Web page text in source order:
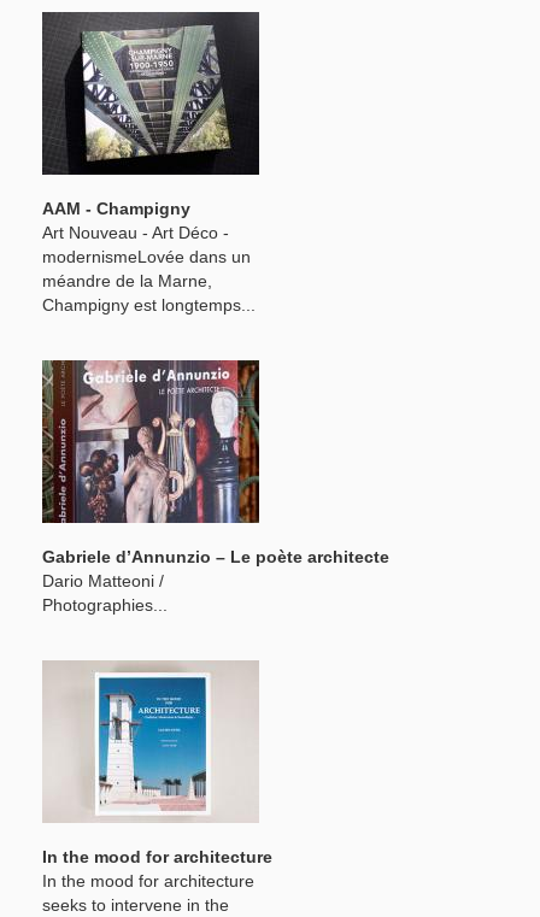
AAM - Champigny
Art Nouveau - Art Déco -
modernismeLovée dans un
méandre de la Marne,
Champigny est longtemps...
Gabriele d’Annunzio – Le poète architecte
Dario Matteoni /
Photographies...
In the mood for architecture
In the mood for architecture
seeks to intervene in the